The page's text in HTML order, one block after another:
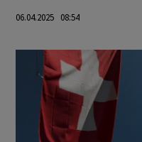
06.04.2025 08:54